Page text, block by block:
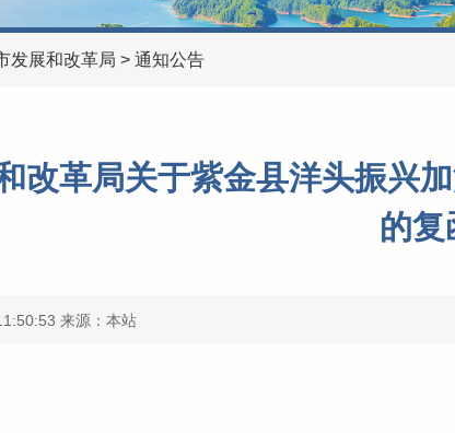
发展和改革局 > 通知公告
改革局关于紫金县洋头振兴
的复
来源：本站